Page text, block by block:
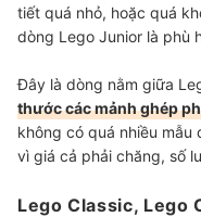
tiết quá nhỏ, hoặc quá
dòng Lego Junior là phù
Đây là dòng nằm giữa
thước các mảnh ghép
không có quá nhiều mẫu
vì giá cả phải chăng, số
Lego Classic, Lego